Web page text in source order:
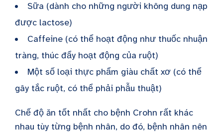
Sữa (dành cho những người không dung nạp
được lactose)
Caffeine (có thể hoạt động như thuốc nhuận
tràng, thúc đẩy hoạt động của ruột)
Một số loại thực phẩm giàu chất xơ (có thể
gây tắc ruột, có thể phải phẫu thuật)
Chế độ ăn tốt nhất cho bệnh Crohn rất khác
nhau tùy từng bệnh nhân, do đó, bệnh nhân nên